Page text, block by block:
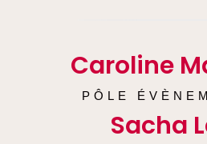
Caroline
PÔLE
Sacha